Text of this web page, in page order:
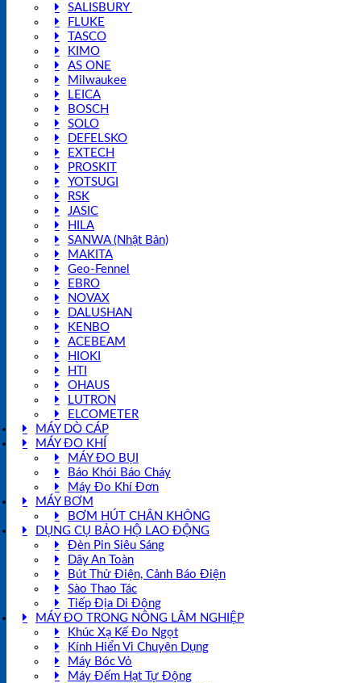
SALISBURY
FLUKE
TASCO
KIMO
AS ONE
Milwaukee
LEICA
BOSCH
SOLO
DEFELSKO
EXTECH
PROSKIT
YOTSUGI
RSK
JASIC
HILA
SANWA (Nhật Bản)
MAKITA
Geo-Fennel
EBRO
NOVAX
DALUSHAN
KENBO
ACEBEAM
HIOKI
HTI
OHAUS
LUTRON
ELCOMETER
MÁY DÒ CÁP
MÁY ĐO KHÍ
MÁY ĐO BỤI
Báo Khói Báo Cháy
Máy Đo Khí Đơn
MÁY BƠM
BƠM HÚT CHÂN KHÔNG
DỤNG CỤ BẢO HỘ LAO ĐỘNG
Đèn Pin Siêu Sáng
Dây An Toàn
Bút Thử Điện, Cảnh Báo Điện
Sào Thao Tác
Tiếp Địa Di Động
MÁY ĐO TRONG NÔNG LÂM NGHIỆP
Khúc Xạ Kế Đo Ngọt
Kính Hiển Vi Chuyên Dụng
Máy Bóc Vỏ
Máy Đếm Hạt Tự Động